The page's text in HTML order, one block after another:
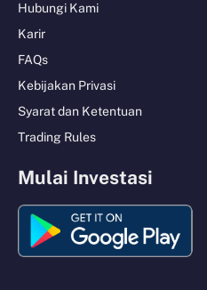
Hubungi Kami
Karir
FAQs
Kebijakan Privasi
Syarat dan Ketentuan
Trading Rules
Mulai Investasi